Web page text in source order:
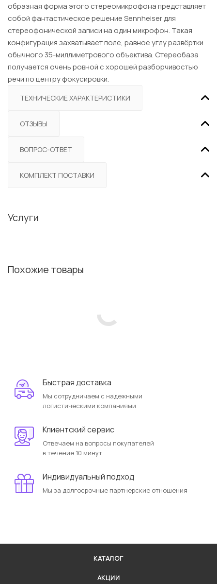
образная форма этого стереомикрофона представляет
собой фантастическое решение Sennheiser для
стереофонической записи на один микрофон. Такая
конфигурация захватывает поле, равное углу развёртки
обычного 35-миллиметрового объектива. Стереобаза
получается очень ровной с хорошей разборчивостью
речи по центру фокусировки.
ТЕХНИЧЕСКИЕ ХАРАКТЕРИСТИКИ
ОТЗЫВЫ
ВОПРОС-ОТВЕТ
КОМПЛЕКТ ПОСТАВКИ
Услуги
Похожие товары
Быстрая доставка
Мы сотрудничаем с надежными
логистическими компаниями
Клиентский сервис
Отвечаем на вопросы покупателей
в течение 10 минут
Индивидуальный подход
Мы за долгосрочные партнерские отношения
КАТАЛОГ
АКЦИИ